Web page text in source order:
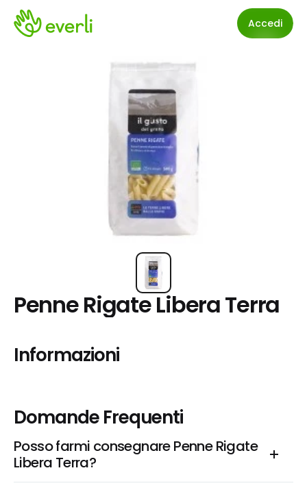
Accedi
Penne Rigate Libera Terra
Informazioni
Domande Frequenti
Posso farmi consegnare Penne Rigate
Libera Terra?